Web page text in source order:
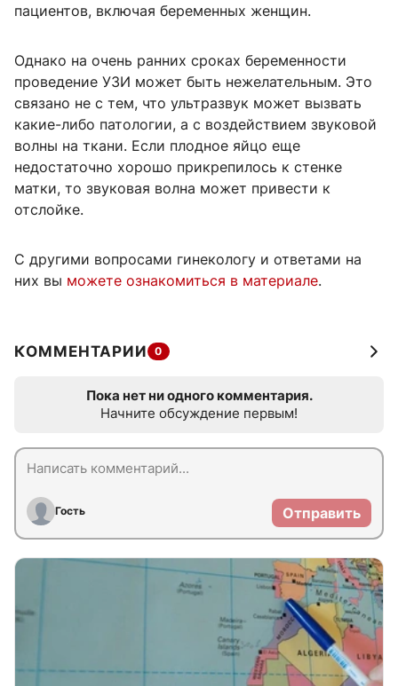
пациентов, включая беременных женщин.
Однако на очень ранних сроках беременности
проведение УЗИ может быть нежелательным. Это
связано не с тем, что ультразвук может вызвать
какие-либо патологии, а с воздействием звуковой
волны на ткани. Если плодное яйцо еще
недостаточно хорошо прикрепилось к стенке
матки, то звуковая волна может привести к
отслойке.
С другими вопросами гинекологу и ответами на
них вы можете ознакомиться в материале.
КОММЕНТАРИИ 0
Пока нет ни одного комментария.
Начните обсуждение первым!
Гость Отправить